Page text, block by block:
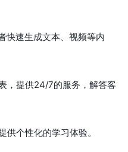
快速生成文本、视频等内
，提供24/7的服务，解答客
供个性化的学习体验。